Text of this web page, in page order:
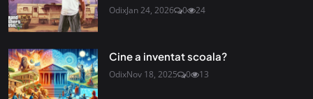
OdixJan 24, 2026 0 24
Cine a inventat scoala?
OdixNov 18, 2025 0 13